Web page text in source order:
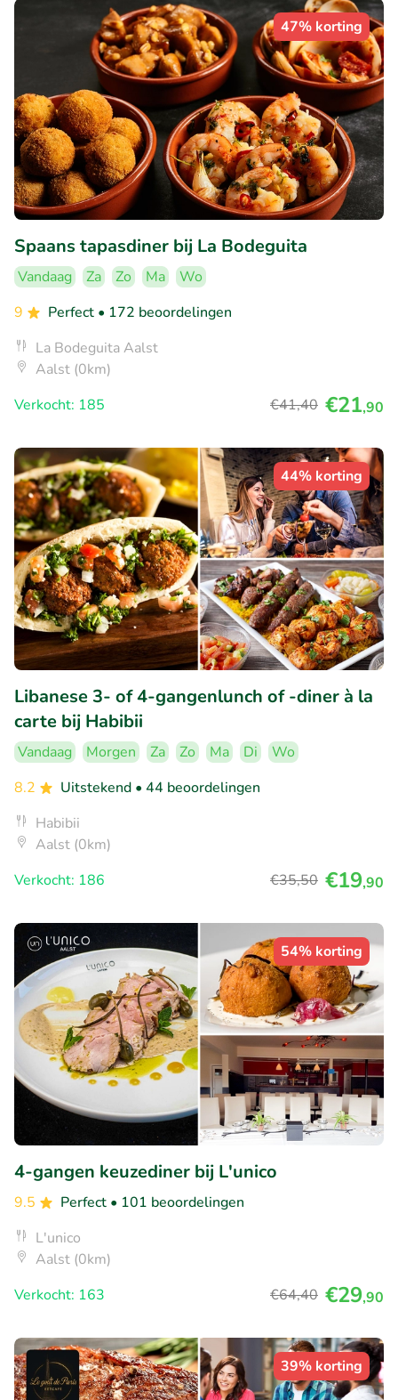
47% korting
Spaans tapasdiner bij La Bodeguita
Vandaag Za Zo Ma
Wo
9
Perfect • 172 beoordelingen
La Bodeguita Aalst
Aalst (0km)
Verkocht: 185
€41,40 €21,90
44% korting
Libanese 3- of 4-gangenlunch of -diner à la
carte bij Habibii
Vandaag Morgen Za Zo Ma Di
Wo
8.2
Uitstekend • 44 beoordelingen
Habibii
Aalst (0km)
Verkocht: 186
€35,50 €19,90
54% korting
4-gangen keuzediner bij L'unico
9.5 Perfect • 101 beoordelingen
L'unico
Aalst (0km)
Verkocht: 163
€64,40 €29,90
39% korting